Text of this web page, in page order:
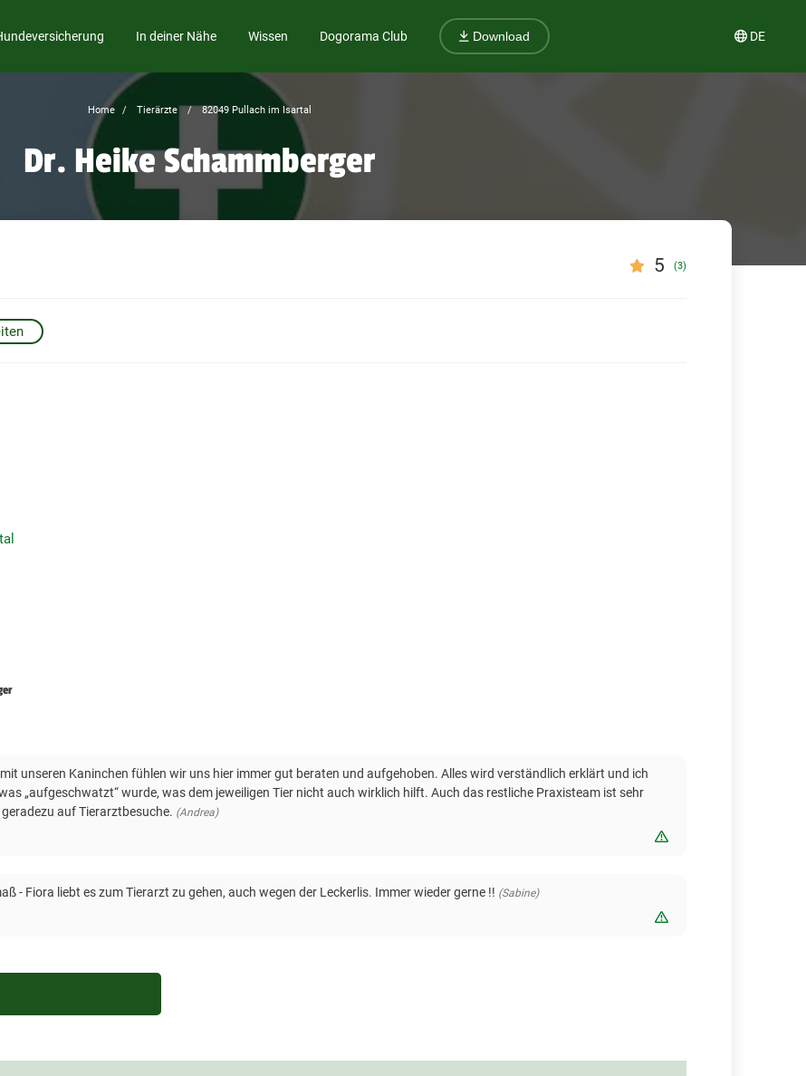
In deiner Nähe Wissen Dogorama Club Download DE
Home Tierärzte 82049 Pullach im Isartal
Dr. Heike Schammberger
5 (3)
unseren Kaninchen fühlen wir uns hier immer gut beraten und aufgehoben. Alles wird verständlich erklärt und ich
„aufgeschwatzt“ wurde, was dem jeweiligen Tier nicht auch wirklich hilft. Auch das restliche Praxisteam ist sehr
auf Tierarztbesuche. (Andrea)
Bewertung melden
- Fiora liebt es zum Tierarzt zu gehen, auch wegen der Leckerlis. Immer wieder gerne !! (Sabine)
Bewertung melden